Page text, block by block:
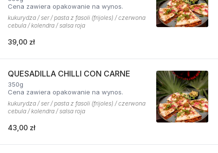
Cena zawiera opakowanie na wynos.
kukurydza / ser / pasta z fasoli (frijoles) / czerwona
cebula / kolendra / salsa roja
39,00 zł
QUESADILLA CHILLI CON CARNE
350g
Cena zawiera opakowanie na wynos.
kukurydza / ser / pasta z fasoli (frijoles) / czerwona
cebula / kolendra / salsa roja
43,00 zł